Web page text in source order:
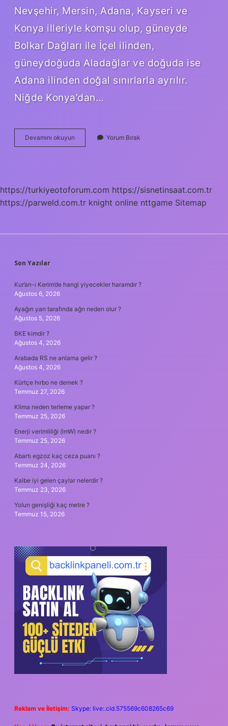
Nevşehir, Mersin, Adana, Kayseri ve
Konya illeriyle komşu olup, güneyde
Bolkar Dağları ile İçel ilinden,
güneydoğuda Aladağlar ve doğuda ise
Adana ilinden doğal sınırlarla ayrılır.
Niğde Konya’dan…
Devamını okuyun
Niğdeden
Yorum Bırak
https://turkiyeotoforum.com https://sisnetinsaat.com.tr
https://parweld.com.tr knight online nttgame Sitemap
SIDEBAR
Son Yazılar
Kur’an-ı Kerim’de hangi yiyecekler haramdır ?
Ağustos 6, 2026
Ayağın yan tarafında ağrı neden olur ?
Ağustos 5, 2026
BKE kimdir ?
Ağustos 4, 2026
Arabada RS ne anlama gelir ?
Ağustos 4, 2026
Kürtçe hırbo ne demek ?
Temmuz 27, 2026
Klima neden terleme yapar ?
Temmuz 25, 2026
Enerji verimliliği (lmW) nedir ?
Temmuz 25, 2026
Abartı egzoz kaç ceza puanı ?
Temmuz 24, 2026
Kalbe iyi gelen çaylar nelerdir ?
Temmuz 23, 2026
Yolun genişliği kaç metre ?
Temmuz 15, 2026
Reklam ve İletişim: Skype: live:.cid.575569c608265c69